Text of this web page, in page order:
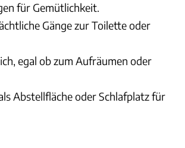
für Gemütlichkeit.
Gänge zur Toilette oder
egal ob zum Aufräumen oder
Abstellfläche oder Schlafplatz für